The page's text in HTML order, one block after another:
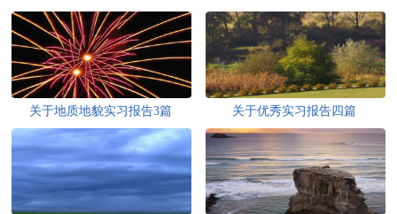
关于地质地貌实习报告3篇 关于优秀实习报告四篇